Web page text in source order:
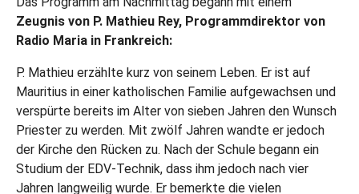
Zeugnis von P. Mathieu Rey, Programmdirektor von
Radio Maria in Frankreich:
P. Mathieu erzählte kurz von seinem Leben. Er ist auf
Mauritius in einer katholischen Familie aufgewachsen und
verspürte bereits im Alter von sieben Jahren den Wunsch
Priester zu werden. Mit zwölf Jahren wandte er jedoch
der Kirche den Rücken zu. Nach der Schule begann ein
Studium der EDV-Technik, dass ihm jedoch nach vier
Jahren langweilig wurde. Er bemerkte die vielen